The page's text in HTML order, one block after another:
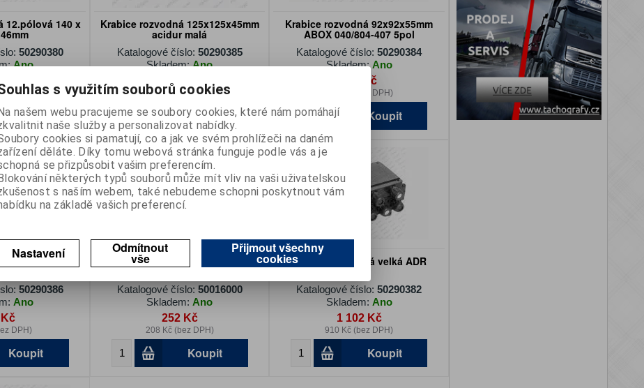
12.pólová 140 x
50290380
Ano
DPH)
Koupit
Krabice rozvodná 125x125x45mm
acidur malá
Katalogové číslo: 50290385
Skladem:Ano
120 Kč
100 Kč (bez DPH)
Koupit
Krabice rozvodná 92x92x55mm
ABOX 040/804-407 5pol
Katalogové číslo:50290384
Skladem:Ano
255 Kč
211 Kč (bez DPH)
Koupit
prázdná
IP20
50290386
Ano
DPH)
Koupit
Krabice rozvodná 12 pólová
Katalogové číslo: 50016000
Skladem: Ano
252 Kč
208 Kč (bez DPH)
Koupit
Krabice rozvodná velká ADR
Katalogové číslo:50290382
Skladem: Ano
1 102 Kč
910 Kč (bez DPH)
Koupit
s využitím souborů cookies
našem webu pracujeme se soubory cookies, které nám pomáhají
naše služby a personalizovat nabídky.
cookies si pamatují, co a jak ve svém prohlížeči na daném
děláte. Díky tomu webová stránka funguje podle vás a je
se přizpůsobit vašim preferencím.
některých typů souborů může mít vliv na vaši uživatelskou
s naším webem, také nebudeme schopni poskytnout vám
na základě vašich preferencí.
Nastavení Odmítnout
vše
Přijmout všechny
cookies